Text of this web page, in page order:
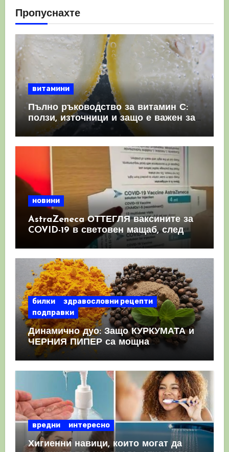
Пропуснахте
витамини
Пълно ръководство за витамин С:
ползи, източници и защо е важен за
имунната система
новини
AstraZeneca ОТТЕГЛЯ ваксините за
COVID-19 в световен мащаб, след
като призна, че те причиняват
билки
здравословни рецепти
подправки
Динамично дуо: Защо КУРКУМАТА и
ЧЕРНИЯ ПИПЕР са мощна
комбинация
вредни интересно
Хигиенни навици, които могат да